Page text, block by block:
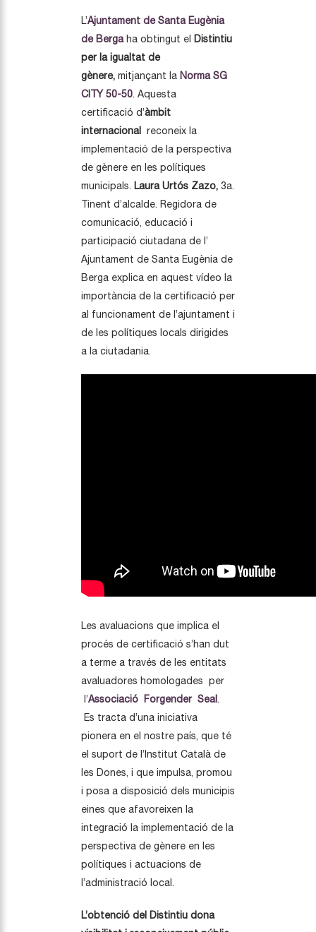
L’Ajuntament de Santa Eugènia
de Bergaha obtingut el Distintiu
per la igualtat de
gènere, mitjançant la Norma SG
CITY 50-50. Aquesta
certificació d’àmbit
internacional
reconeix la
implementació de la perspectiva
de gènere en les polítiques
municipals. LauraUrtós Zazo, 3a.
Tinent d’alcalde. Regidora de
comunicació, educació i
participació ciutadana de l’
Ajuntament de Santa Eugènia de
Berga explica en aquest vídeo la
importància de la certificació per
al funcionament de l’ajuntament i
de les polítiques locals dirigides
a la ciutadania.
Les avaluacions que implica el
procés de certificació s’han dut
a terme a través de les entitats
avaluadores homologades per
l’Associació Forgender Seal.
Es tracta d’una iniciativa
pionera en el nostre país, que té
el suport de l’Institut Català de
les Dones, i que impulsa, promou
i posa a disposició dels municipis
eines que afavoreixen la
integració la implementació de la
perspectiva de gènere en les
polítiques i actuacions de
l’administració local.
L’obtenció del Distintiu dona